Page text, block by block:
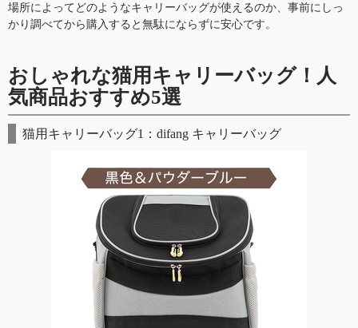
場所によってどのようなキャリーバッグが使えるのか、事前にしっ
かり調べてから購入すると無駄にならずに安心です。
おしゃれな猫用キャリーバッグ！人
気商品おすすめ5選
猫用キャリーバッグ1：difang キャリーバッグ